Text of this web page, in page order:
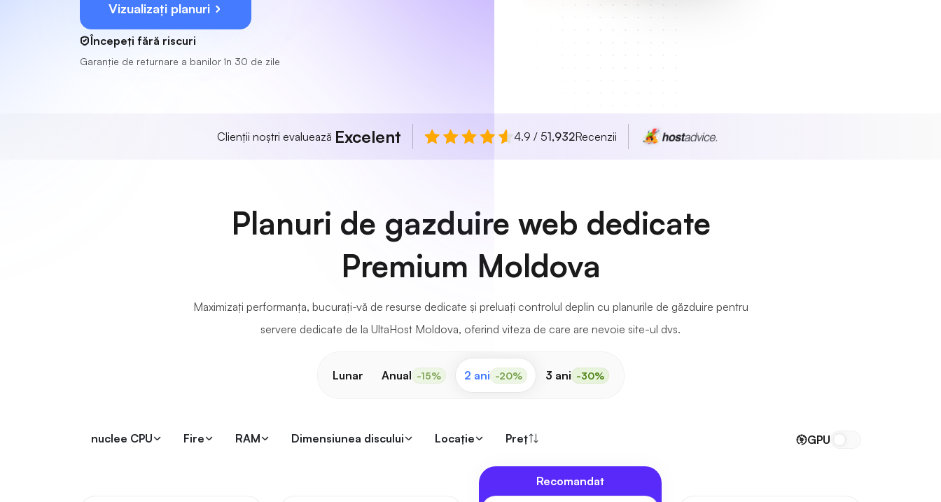
Vizualizați planuri
Începeți fără riscuri
Garanție de returnare a banilor în 30 de zile
Clienții noștri evaluează Excelent 4.9 / 51,932Recenzii
Planuri de gazduire web dedicate
Premium Moldova
Maximizați performanța, bucurați-vă de resurse dedicate și preluați controlul deplin cu planurile de găzduire pentru
servere dedicate de la UltaHost Moldova, oferind viteza de care are nevoie site-ul dvs.
Lunar Anual -15% 2 ani -20% 3 ani -30%
nuclee CPU Fire RAM Dimensiunea discului Locaţie Preț GPU
Recomandat